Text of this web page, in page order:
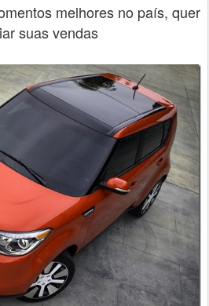
melhores no país, quer
suas vendas